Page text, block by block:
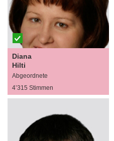
Diana
Hilti
Abgeordnete
4’315 Stimmen